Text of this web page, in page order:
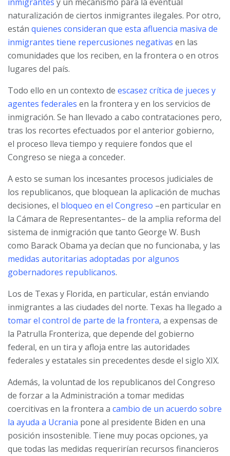
naturalización de ciertos inmigrantes ilegales. Por otro,
están quienes consideran que esta afluencia masiva de
inmigrantes tiene repercusiones negativas en las
comunidades que los reciben, en la frontera o en otros
lugares del país.
Todo ello en un contexto de escasez crítica de jueces y
agentes federales en la frontera y en los servicios de
inmigración. Se han llevado a cabo contrataciones pero,
tras los recortes efectuados por el anterior gobierno,
el proceso lleva tiempo y requiere fondos que el
Congreso se niega a conceder.
A esto se suman los incesantes procesos judiciales de
los republicanos, que bloquean la aplicación de muchas
decisiones, el bloqueo en el Congreso –en particular en
la Cámara de Representantes– de la amplia reforma del
sistema de inmigración que tanto George W. Bush
como Barack Obama ya decían que no funcionaba, y las
medidas autoritarias adoptadas por algunos
gobernadores republicanos.
Los de Texas y Florida, en particular, están enviando
inmigrantes a las ciudades del norte. Texas ha llegado a
tomar el control de parte de la frontera, a expensas de
la Patrulla Fronteriza, que depende del gobierno
federal, en un tira y afloja entre las autoridades
federales y estatales sin precedentes desde el siglo XIX.
Además, la voluntad de los republicanos del Congreso
de forzar a la Administración a tomar medidas
coercitivas en la frontera a cambio de un acuerdo sobre
la ayuda a Ucrania pone al presidente Biden en una
posición insostenible. Tiene muy pocas opciones, ya
que todas las medidas requerirían recursos financieros